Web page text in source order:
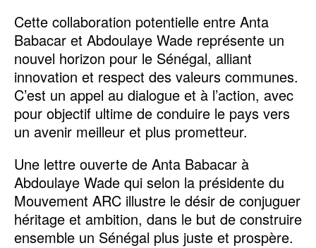
Cette collaboration potentielle entre Anta
Babacar et Abdoulaye Wade représente un
nouvel horizon pour le Sénégal, alliant
innovation et respect des valeurs communes.
C’est un appel au dialogue et à l’action, avec
pour objectif ultime de conduire le pays vers
un avenir meilleur et plus prometteur.
Une lettre ouverte de Anta Babacar à
Abdoulaye Wade qui selon la présidente du
Mouvement ARC illustre le désir de conjuguer
héritage et ambition, dans le but de construire
ensemble un Sénégal plus juste et prospère.